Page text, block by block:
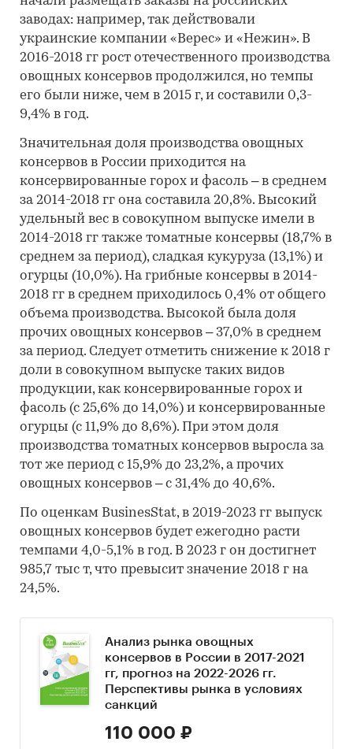
заводах: например, так действовали
украинские компании «Верес» и «Нежин». В
2016-2018 гг рост отечественного производства
овощных консервов продолжился, но темпы
его были ниже, чем в 2015 г, и составили 0,3-
9,4% в год.
Значительная доля производства овощных
консервов в России приходится на
консервированные горох и фасоль – в среднем
за 2014-2018 гг она составила 20,8%. Высокий
удельный вес в совокупном выпуске имели в
2014-2018 гг также томатные консервы (18,7% в
среднем за период), сладкая кукуруза (13,1%) и
огурцы (10,0%). На грибные консервы в 2014-
2018 гг в среднем приходилось 0,4% от общего
объема производства. Высокой была доля
прочих овощных консервов – 37,0% в среднем
за период. Следует отметить снижение к 2018 г
доли в совокупном выпуске таких видов
продукции, как консервированные горох и
фасоль (с 25,6% до 14,0%) и консервированные
огурцы (с 11,9% до 8,6%). При этом доля
производства томатных консервов выросла за
тот же период с 15,9% до 23,2%, а прочих
овощных консервов – с 31,4% до 40,6%.
По оценкам BusinesStat, в 2019-2023 гг выпуск
овощных консервов будет ежегодно расти
темпами 4,0-5,1% в год. В 2023 г он достигнет
985,7 тыс т, что превысит значение 2018 г на
24,5%.
Анализ рынка овощных
консервов в России в 2017-2021
гг, прогноз на 2022-2026 гг.
Перспективы рынка в условиях
санкций
110 000 ₽